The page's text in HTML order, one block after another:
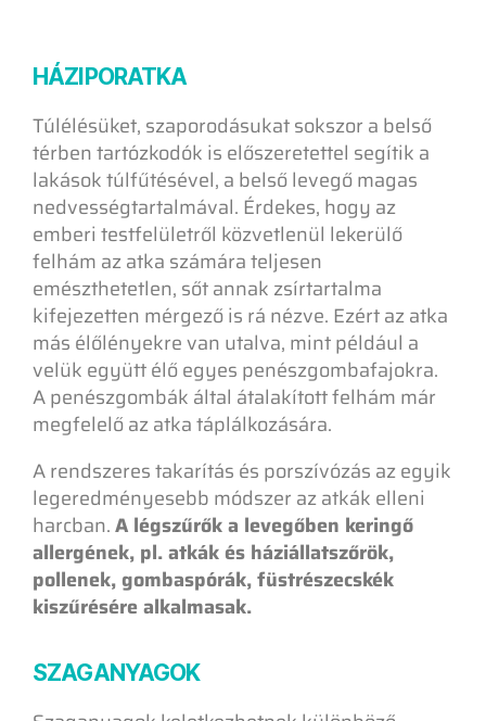
HÁZIPORATKA
Túlélésüket, szaporodásukat sokszor a belső
térben tartózkodók is előszeretettel segítik a
lakások túlfűtésével, a belső levegő magas
nedvességtartalmával. Érdekes, hogy az
emberi testfelületről közvetlenül lekerülő
felhám az atka számára teljesen
emészthetetlen, sőt annak zsírtartalma
kifejezetten mérgező is rá nézve. Ezért az atka
más élőlényekre van utalva, mint például a
velük együtt élő egyes penészgombafajokra.
A penészgombák által átalakított felhám már
megfelelő az atka táplálkozására.
A rendszeres takarítás és porszívózás az egyik
legeredményesebb módszer az atkák elleni
harcban.A légszűrők a levegőben keringő
allergének, pl. atkák és háziállatszőrök,
pollenek, gombaspórák, füstrészecskék
kiszűrésére alkalmasak.
SZAGANYAGOK